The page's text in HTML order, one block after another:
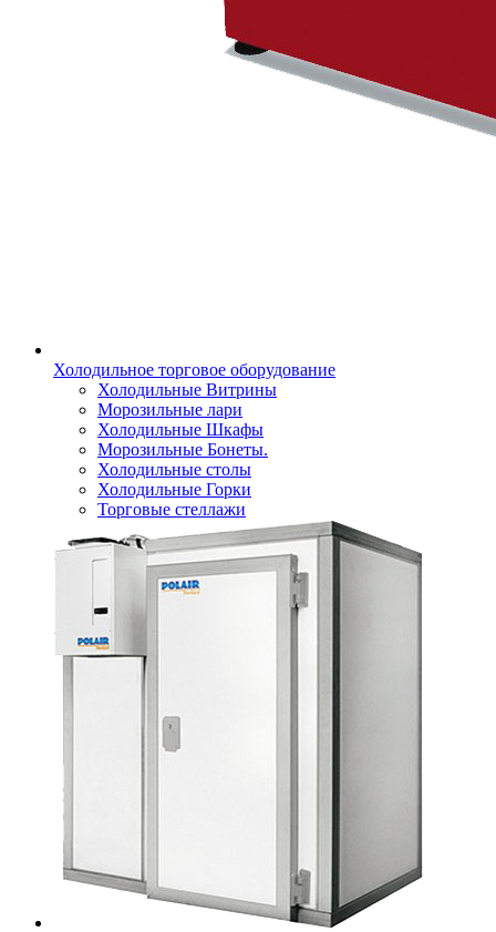
Холодильное торговое оборудование
Холодильные Витрины
Морозильные лари
Холодильные Шкафы
Морозильные Бонеты.
Холодильные столы
Холодильные Горки
Торговые стеллажи